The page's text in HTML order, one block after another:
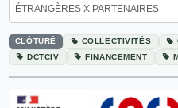
ÉTRANGÈRES X PARTENAIRES
CLÔTURÉ COLLECTIVITÉS
DCTCIV
FINANCEMENT